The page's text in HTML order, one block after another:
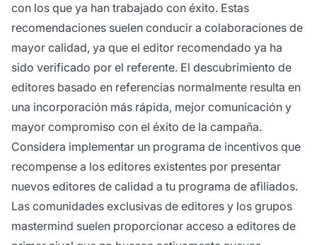
con los que ya han trabajado con éxito. Estas
recomendaciones suelen conducir a colaboraciones de
mayor calidad, ya que el editor recomendado ya ha
sido verificado por el referente. El descubrimiento de
editores basado en referencias normalmente resulta en
una incorporación más rápida, mejor comunicación y
mayor compromiso con el éxito de la campaña.
Considera implementar un programa de incentivos que
recompense a los editores existentes por presentar
nuevos editores de calidad a tu programa de afiliados.
Las comunidades exclusivas de editores y los grupos
mastermind suelen proporcionar acceso a editores de